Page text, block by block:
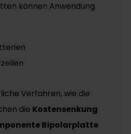
können Anwendung
Verfahren, wie die
die Kostensenkung
Bipolarplatte